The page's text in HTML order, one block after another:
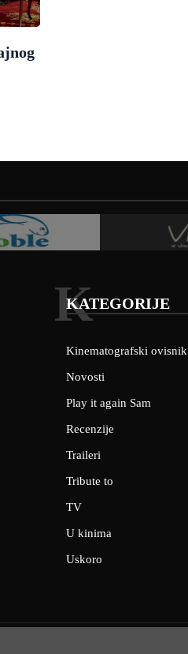
KATEGORIJE
K
Kinematografski ovisnik
Novosti
Play it again Sam
Recenzije
Traileri
Tribute to
TV
U kinima
Uskoro